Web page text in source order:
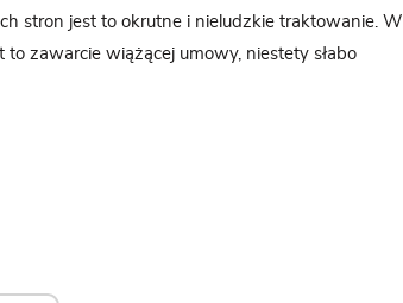
stron jest to okrutne i nieludzkie traktowanie. W
to zawarcie wiążącej umowy, niestety słabo